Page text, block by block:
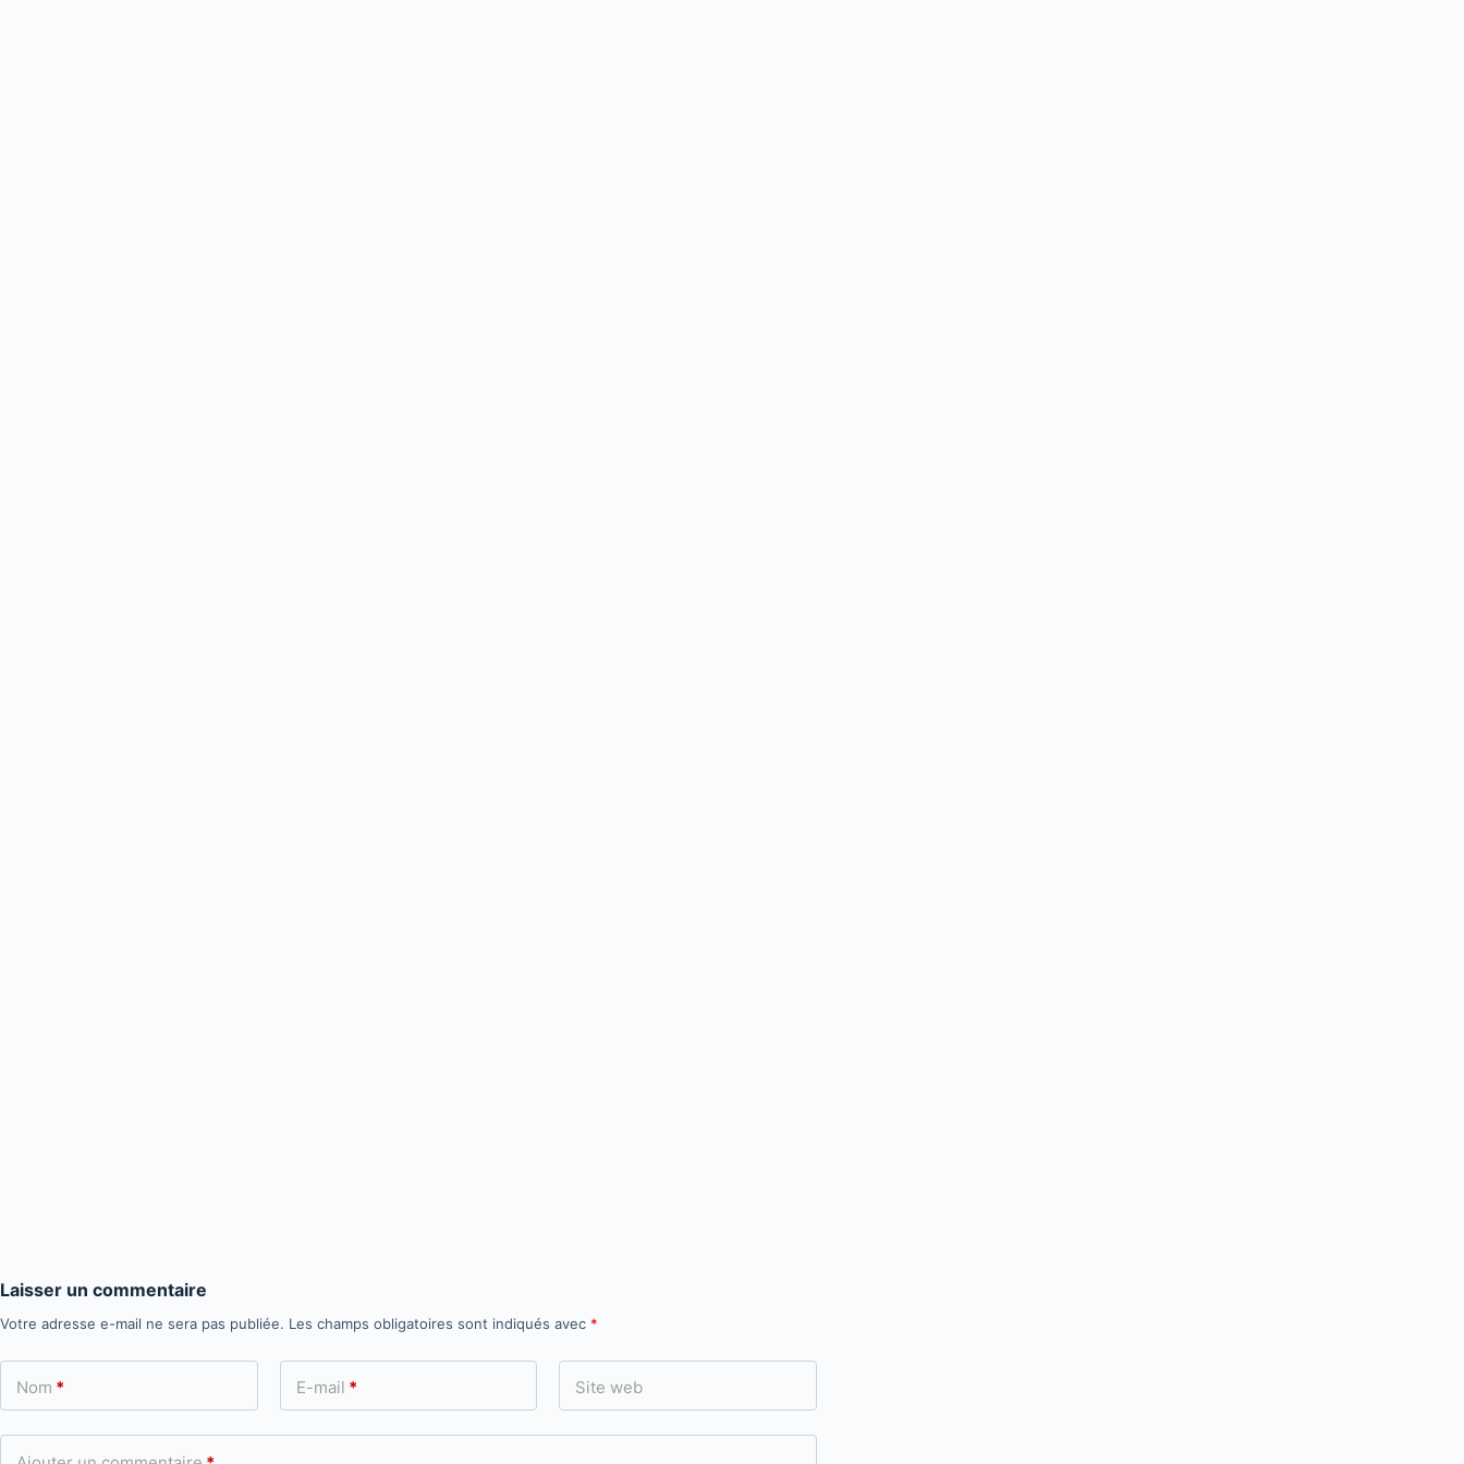
Laisser un commentaire
Votre adresse e-mail ne sera pas publiée. Les champs obligatoires sont indiqués avec *
Nom * E-mail * Site web